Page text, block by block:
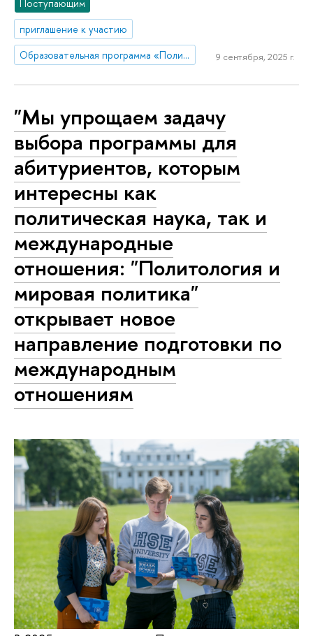
Поступающим
приглашение к участию
Образовательная программа «Политология и мировая политика»
9 сентября, 2025 г.
"Мы упрощаем задачу
выбора программы для
абитуриентов, которым
интересны как
политическая наука, так и
международные
отношения: "Политология и
мировая политика"
открывает новое
направление подготовки по
международным
отношениям